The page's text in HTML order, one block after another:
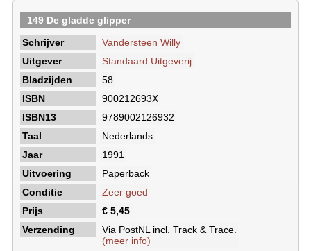
149 De gladde glipper
Schrijver
Vandersteen Willy
Uitgever
Standaard Uitgeverij
Bladzijden
58
ISBN
900212693X
ISBN13
9789002126932
Taal
Nederlands
Jaar
1991
Uitvoering
Paperback
Conditie
Zeer goed
Prijs
€ 5,45
Verzending
Via PostNL incl. Track & Trace.
(meer info)